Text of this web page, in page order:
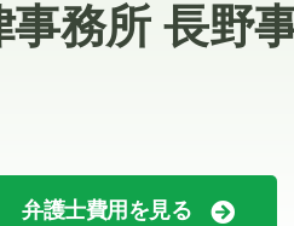
務所 長野
弁護士費用を見る